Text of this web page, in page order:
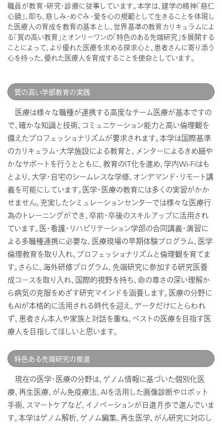
職員が教育・研究・診療に従事しています。本学は、建学の精神「慈仁
心鏡」、即ち、慈しみ・めぐみ・愛を心の規範として生きることを体現し
た医療人の育成を教育の基本とし、世界基準の教育カリキュラムによ
る「質の高い教育」とオンリーワンの「特色のある先端研究」を展開する
ことによって、より優れた医療を求める探求心と、患者さんに寄り添う
心を持った、優れた医療人を育成することを使命としています。
質の高い学部教育の実践
医療は様々な職種が連携する高度なチーム医療が基本ですの
で、確かな知識と技術、コミュニケーション能力と高い倫理観を
備えたプロフェッショナリズムが要求されます。本学は国際基準
のカリキュラム・大学施設による教育と、メンターによるきめ細や
かなサポートを行うとともに、教育のIT化を進め、学内Wi-Fiはも
とより、大学・自宅のシームレスな学修、オンデマンド・リモート講
義を可能にしています。医学・医療の教育には多くの実習がかか
せません。充実したシミュレーションセンターでは様々な医療行
為のトレーニングができ、卒前・卒後のスキルアップに活用され
ています。医・看護・リハビリテーション学部の合同講義・演習に
よる多職種連携に必要な、医療現場の早期体験プログラム、医学
倫理教育を取り入れ、プロフェッショナリズムと倫理観を育てま
す。さらに、海外研修プログラム、先端研究に参加する研究医養
成コースを取り入れ、国際的視野を持ち、命の尊さの深い理解か
ら病気の克服をめざす研究マインドを涵養します。医療の分野に
もAIが本格的に活用される時代を迎え、データだけにとらわれ
ず、患者さん本人や家族と対話を重ね、ベストの医療を目指す医
療人を目指してほしいと思います。
特色ある先端研究の推進
現在の医学・医療の分野は、ゲノム情報に基づいた個別化医
療、再生医療、がん免疫療法、AIを活用した画像診断やロボット
手術、スマートケアなど、イノベーションが日進月歩で進んでいま
す。本学はゲノム解析、ゲノム編集、再生医学、がん研究に対応し